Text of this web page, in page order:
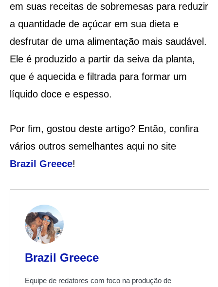
em suas receitas de sobremesas para reduzir
a quantidade de açúcar em sua dieta e
desfrutar de uma alimentação mais saudável.
Ele é produzido a partir da seiva da planta,
que é aquecida e filtrada para formar um
líquido doce e espesso.
Por fim, gostou deste artigo? Então, confira
vários outros semelhantes aqui no site
Brazil Greece!
Brazil Greece
Equipe de redatores com foco na produção de